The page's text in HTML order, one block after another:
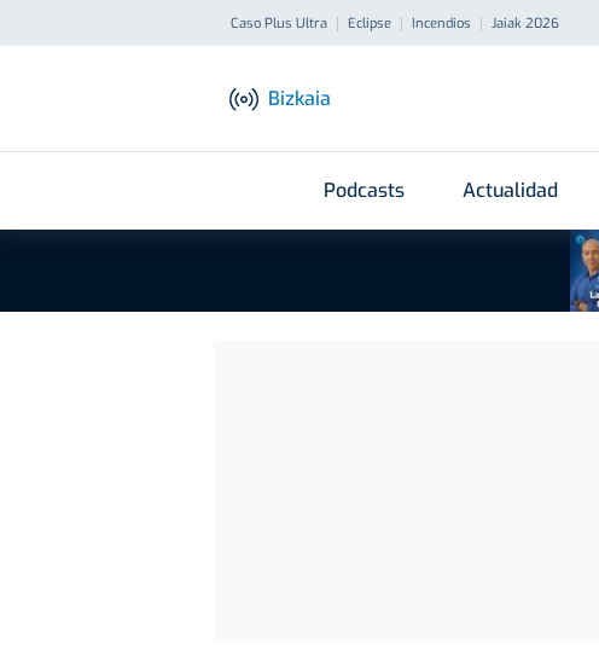
Caso Plus Ultra Eclipse Incendios Jaiak 2026
Bizkaia
Podcasts Actualidad